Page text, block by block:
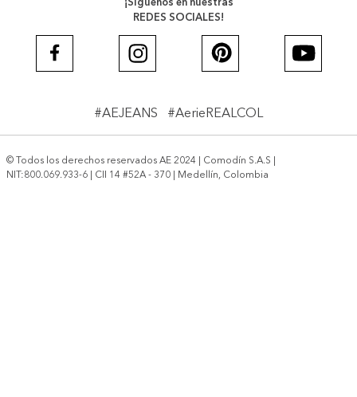
REDES SOCIALES!
#AEJEANS #AerieREALCOL
© Todos los derechos reservados AE 2024 | Comodín S.A.S |
NIT:800.069.933-6 | CII 14 #52A - 370 | Medellín, Colombia